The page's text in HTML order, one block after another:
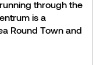
through the
is a
Round Town and